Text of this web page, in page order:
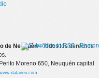
de Neuquén- Todos los derechos
Moreno 650, Neuquén capital
www.dataneu.com